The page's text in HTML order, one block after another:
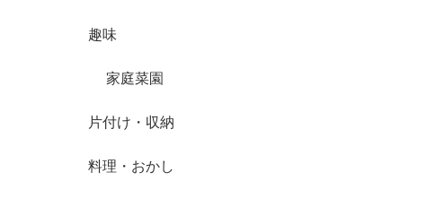
趣味
家庭菜園
片付け・収納
料理・おかし